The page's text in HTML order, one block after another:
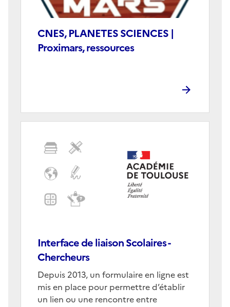
CNES, PLANETES SCIENCES |
Proximars, ressources
Interface de liaison Scolaires -
Chercheurs
Corps
Depuis 2013, un formulaire en ligne est
mis en place pour permettre d’établir
un lien ou une rencontre entre